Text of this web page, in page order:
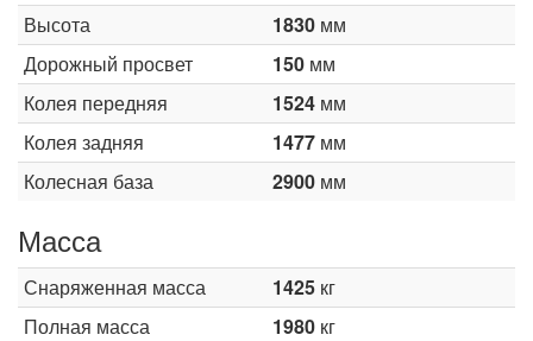
Высота
1830 мм
Дорожный просвет
150 мм
Колея передняя
1524 мм
Колея задняя
1477 мм
Колесная база
2900 мм
Масса
Снаряженная масса 1425 кг
Полная масса
1980 кг